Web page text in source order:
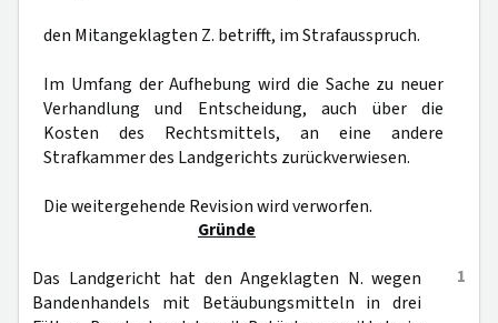
den Mitangeklagten Z. betrifft, im Strafausspruch.
Im Umfang der Aufhebung wird die Sache zu neuer
Verhandlung und Entscheidung, auch über die
Kosten des Rechtsmittels, an eine andere
Strafkammer des Landgerichts zurückverwiesen.
Die weitergehende Revision wird verworfen.
Gründe
1
Das Landgericht hat den Angeklagten N. wegen
Bandenhandels mit Betäubungsmitteln in drei